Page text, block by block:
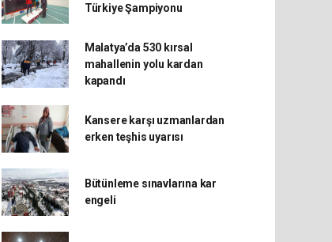
Türkiye Şampiyonu
Malatya’da 530 kırsal
mahallenin yolu kardan
kapandı
Kansere karşı uzmanlardan
erken teşhis uyarısı
Bütünleme sınavlarına kar
engeli